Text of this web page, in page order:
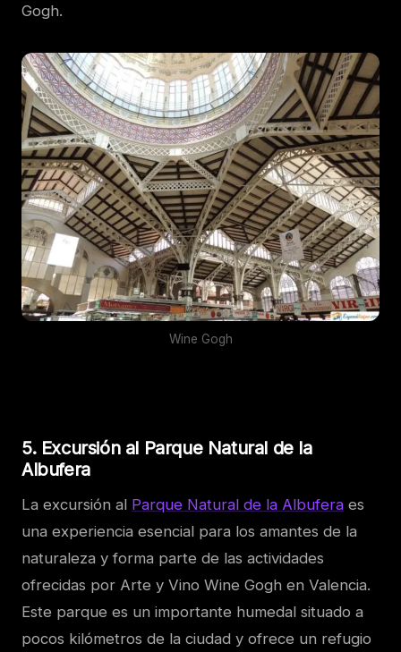
Gogh.
Wine Gogh
5. Excursión al Parque Natural de la
Albufera
La excursión al Parque Natural de la Albufera es
una experiencia esencial para los amantes de la
naturaleza y forma parte de las actividades
ofrecidas por Arte y Vino Wine Gogh en Valencia.
Este parque es un importante humedal situado a
pocos kilómetros de la ciudad y ofrece un refugio